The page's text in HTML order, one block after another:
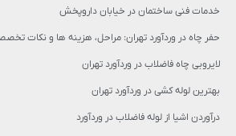
خدمات فنی ساختمان در خیابان داروپخش
حفر چاه در وردآورد تهران: مراحل، هزینه‌ ها و نکات تخصصی
لایروبی چاه فاضلاب در وردآورد تهران
بهترین لوله کشی در وردآورد تهران
درآوردن اشیا از لوله فاضلاب در وردآورد